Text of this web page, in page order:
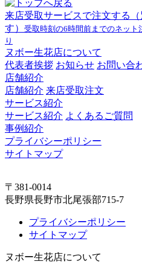
来店受取サービスで注文する
す） 受取時刻の6時間前までのネッ
り
ヌボー生花店について
代表者挨拶 お知らせ お問い合
店舗紹介
店舗紹介 来店受取注文
サービス紹介
サービス紹介 よくあるご質問
事例紹介
プライバシーポリシー
サイトマップ
〒381-0014
長野県長野市北尾張部715-7
プライバシーポリシー
サイトマップ
ヌボー生花店について